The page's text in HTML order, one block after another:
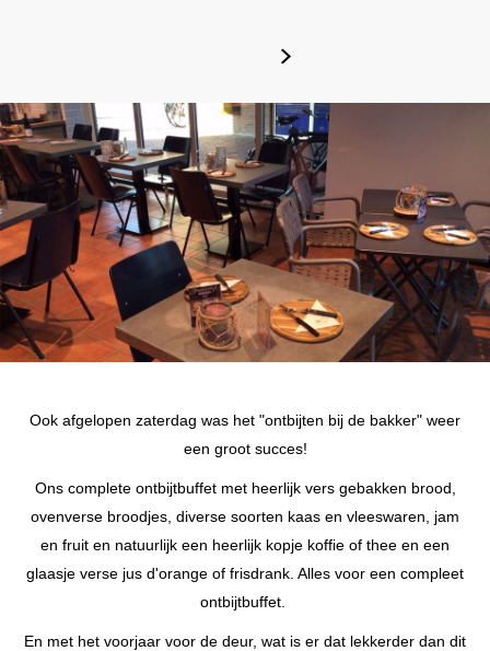
Ook afgelopen zaterdag was het "ontbijten bij de bakker" weer
een groot succes!
Ons complete ontbijtbuffet met heerlijk vers gebakken brood,
ovenverse broodjes, diverse soorten kaas en vleeswaren, jam
en fruit en natuurlijk een heerlijk kopje koffie of thee en een
glaasje verse jus d'orange of frisdrank. Alles voor een compleet
ontbijtbuffet.
En met het voorjaar voor de deur, wat is er dat lekkerder dan dit